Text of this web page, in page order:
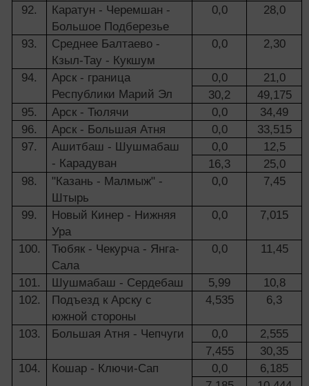
92.
Каратун - Черемшан -
Большое Подберезье
0,0 28,0
93.
Среднее Балтаево -
Кзыл-Тау - Кукшум
0,0 2,30
94.
Арск - граница
Республики Марий Эл
0,0
21,0
30,2
49,175
95.
Арск - Тюлячи 0,0
34,49
96.
Арск - Большая Атня 0,0
33,515
97.
Ашитбаш - Шушмабаш
- Карадуван
0,0
12,5
16,3
25,0
98.
"Казань - Малмыж" -
Штырь
0,0 7,45
99.
Новый Кинер - Нижняя
Ура
0,0 7,015
100.
Тюбяк - Чекурча - Янга-
Сала
0,0 11,45
101. Шушмабаш - Сердебаш 5,99
10,8
102.
Подъезд к Арску с
южной стороны
4,535 6,3
103. Большая Атня - Чепчуги 0,0
2,555
7,455
30,35
104.
Кошар - Ключи-Сап 0,0
6,185